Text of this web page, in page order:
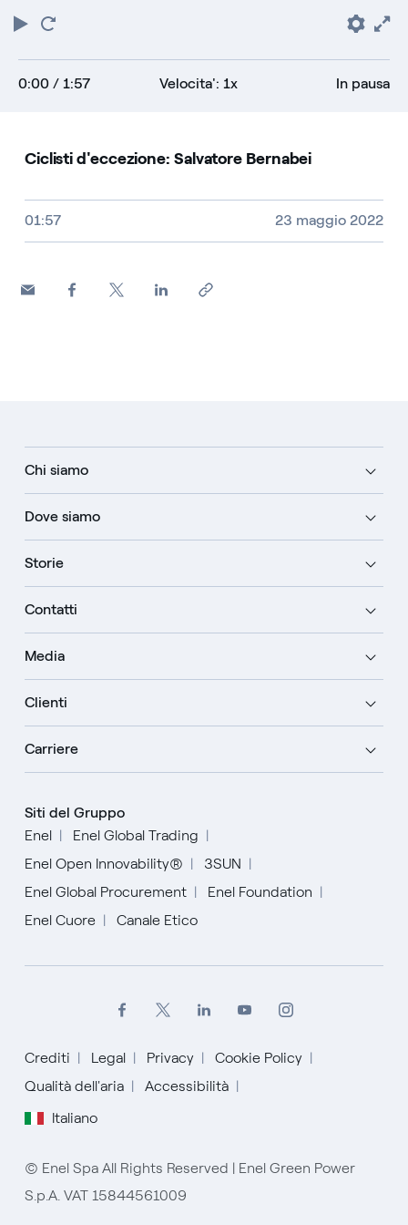
Riproduci
0:00 / 1:57 Velocita': 1x In pausa
Ciclisti d'eccezione: Salvatore Bernabei
Video size, duration and file type
01:57 23 maggio 2022
Chi siamo
Dove siamo
Storie
Contatti
Media
Clienti
Carriere
Siti del Gruppo
Enel
Enel Global Trading
Enel Open Innovability®
3SUN
Enel Global Procurement
Enel Foundation
Enel Cuore
Canale Etico
Crediti Legal Privacy
Cookie Policy
Qualità dell'aria
Accessibilità
Italiano
English
Español
Italiano
© Enel Spa All Rights Reserved | Enel Green Power
S.p.A. VAT 15844561009